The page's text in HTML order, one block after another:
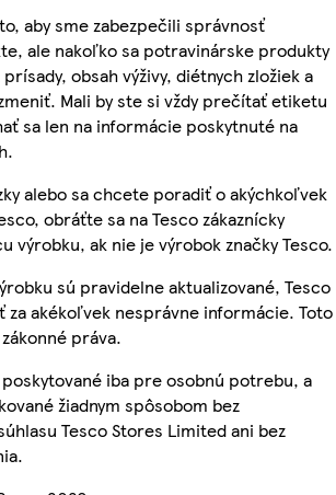
aby sme zabezpečili správnosť
ale nakoľko sa potravinárske produkty
obsah výživy, diétnych zložiek a
Mali by ste si vždy prečítať etiketu
sa len na informácie poskytnuté na
alebo sa chcete poradiť o akýchkoľvek
obráťte sa na Tesco zákaznícky
výrobku, ak nie je výrobok značky Tesco.
sú pravidelne aktualizované, Tesco
za akékoľvek nesprávne informácie. Toto
práva.
iba pre osobnú potrebu, a
žiadnym spôsobom bez
Tesco Stores Limited ani bez